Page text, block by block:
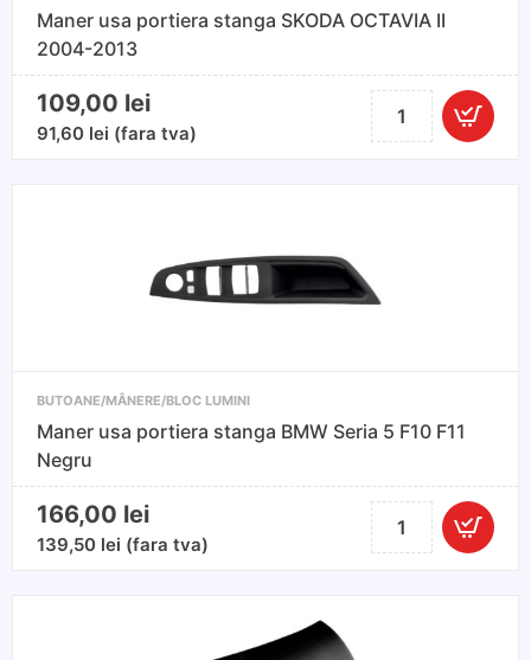
Maner usa portiera stanga SKODA OCTAVIA II
2004-2013
109,00 lei
91,60 lei (fara tva)
Cantitate
Maner
OCTAVIA
II
BUTOANE/MÂNERE/BLOC LUMINI
Maner usa portiera stanga BMW Seria 5 F10 F11
Negru
166,00 lei
139,50 lei (fara tva)
Cantitate
Maner